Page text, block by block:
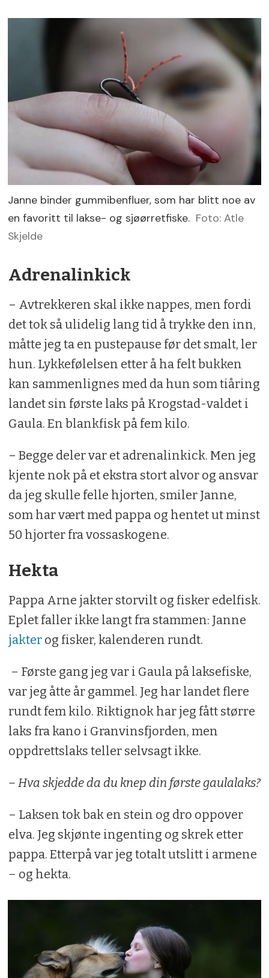
Janne binder gummibenfluer, som har blitt noe av
en favoritt til lakse- og sjøørretfiske. Foto: Atle
Skjelde
Adrenalinkick
– Avtrekkeren skal ikke nappes, men fordi
det tok så ulidelig lang tid å trykke den inn,
måtte jeg ta en pustepause før det smalt, ler
hun. Lykkefølelsen etter å ha felt bukken
kan sammenlignes med da hun som tiåring
landet sin første laks på Krogstad-valdet i
Gaula. En blankfisk på fem kilo.
– Begge deler var et adrenalinkick. Men jeg
kjente nok på et ekstra stort alvor og ansvar
da jeg skulle felle hjorten, smiler Janne,
som har vært med pappa og hentet ut minst
50 hjorter fra vossaskogene.
Hekta
Pappa Arne jakter storvilt og fisker edelfisk.
Eplet faller ikke langt fra stammen: Janne
jakterog fisker, kalenderen rundt.
– Første gang jeg var i Gaula på laksefiske,
var jeg åtte år gammel. Jeg har landet flere
rundt fem kilo. Riktignok har jeg fått større
laks fra kano i Granvinsfjorden, men
oppdrettslaks teller selvsagt ikke.
– Hva skjedde da du knep din første gaulalaks?
– Laksen tok bak en stein og dro oppover
elva. Jeg skjønte ingenting og skrek etter
pappa. Etterpå var jeg totalt utslitt i armene
– og hekta.